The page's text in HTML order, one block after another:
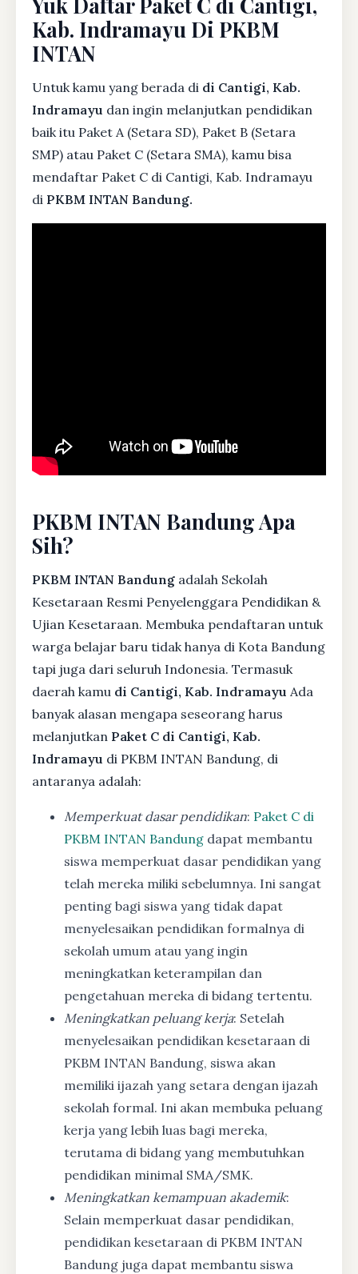
Kab. Indramayu Di PKBM
INTAN
Untuk kamu yang berada di di Cantigi, Kab.
Indramayu dan ingin melanjutkan pendidikan
baik itu Paket A (Setara SD), Paket B (Setara
SMP) atau Paket C (Setara SMA), kamu bisa
mendaftar Paket C di Cantigi, Kab. Indramayu
di PKBM INTAN Bandung.
PKBM INTAN Bandung Apa
Sih?
PKBM INTAN Bandung adalah Sekolah
Kesetaraan Resmi Penyelenggara Pendidikan &
Ujian Kesetaraan. Membuka pendaftaran untuk
warga belajar baru tidak hanya di Kota Bandung
tapi juga dari seluruh Indonesia. Termasuk
daerah kamu di Cantigi, Kab. Indramayu Ada
banyak alasan mengapa seseorang harus
melanjutkan Paket C di Cantigi, Kab.
Indramayu di PKBM INTAN Bandung, di
antaranya adalah:
Memperkuat dasar pendidikan: Paket C di
PKBM INTAN Bandung dapat membantu
siswa memperkuat dasar pendidikan yang
telah mereka miliki sebelumnya. Ini sangat
penting bagi siswa yang tidak dapat
menyelesaikan pendidikan formalnya di
sekolah umum atau yang ingin
meningkatkan keterampilan dan
pengetahuan mereka di bidang tertentu.
Meningkatkan peluang kerja: Setelah
menyelesaikan pendidikan kesetaraan di
PKBM INTAN Bandung, siswa akan
memiliki ijazah yang setara dengan ijazah
sekolah formal. Ini akan membuka peluang
kerja yang lebih luas bagi mereka,
terutama di bidang yang membutuhkan
pendidikan minimal SMA/SMK.
Meningkatkan kemampuan akademik:
Selain memperkuat dasar pendidikan,
pendidikan kesetaraan di PKBM INTAN
Bandung juga dapat membantu siswa